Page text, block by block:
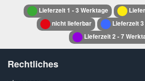
Lieferzeit 1 - 3 Werktage
nicht lieferbar
Lieferzeit
Lieferzeit 2 - 7
Rechtliches